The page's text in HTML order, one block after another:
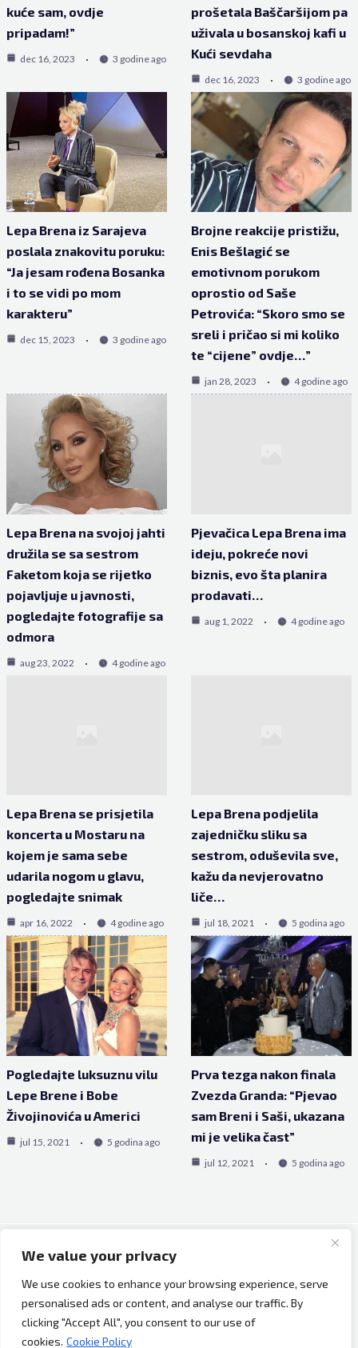
We value your privacy
We use cookies to enhance your browsing experience, serve
personalised ads or content, and analyse our traffic. By
clicking "Accept All", you consent to our use of
cookies. Cookie Policy
kuće sam, ovdje
pripadam!”
dec 16, 2023 3 godine ago
prošetala Baščaršijom pa
uživala u bosanskoj kafi u
Kući sevdaha
dec 16, 2023 3 godine ago
Lepa Brena iz Sarajeva
poslala znakovitu poruku:
“Ja jesam rođena Bosanka
i to se vidi po mom
karakteru”
dec 15, 2023 3 godine ago
Brojne reakcije pristižu,
Enis Bešlagić se
emotivnom porukom
oprostio od Saše
Petrovića: “Skoro smo se
sreli i pričao si mi koliko
te “cijene” ovdje…”
jan 28, 2023 4 godine ago
Lepa Brena na svojoj jahti
družila se sa sestrom
Faketom koja se rijetko
pojavljuje u javnosti,
pogledajte fotografije sa
odmora
aug 23, 2022 4 godine ago
Pjevačica Lepa Brena ima
ideju, pokreće novi
biznis, evo šta planira
prodavati…
aug 1, 2022 4 godine ago
Lepa Brena se prisjetila
koncerta u Mostaru na
kojem je sama sebe
udarila nogom u glavu,
pogledajte snimak
apr 16, 2022 4 godine ago
Lepa Brena podjelila
zajedničku sliku sa
sestrom, oduševila sve,
kažu da nevjerovatno
liče…
jul 18, 2021 5 godina ago
Pogledajte luksuznu vilu
Lepe Brene i Bobe
Živojinovića u Americi
jul 15, 2021 5 godina ago
Prva tezga nakon finala
Zvezda Granda: “Pjevao
sam Breni i Saši, ukazana
mi je velika čast”
jul 12, 2021 5 godina ago
Copyright © 2026 Bh Dijaspora.
O nama
Marketing
Uslovi korištenja